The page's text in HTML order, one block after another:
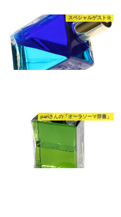
スペシャルゲスト☆
pariさんの「オーラソーマ辞書」